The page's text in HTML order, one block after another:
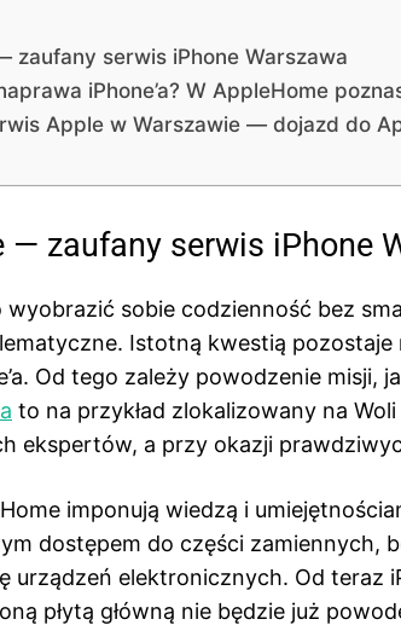
zaufany serwis iPhone Warszawa
iPhone’a? W AppleHome
Apple w Warszawie — dojazd do
— zaufany serwis iPhone
wyobrazić sobie codzienność bez
Istotną kwestią
Od tego zależy powodzenie misji,
to na przykład zlokalizowany na
ekspertów, a przy okazji
imponują wiedzą i
dostępem do części zamiennych,
urządzeń elektronicznych. Od teraz
płytą główną nie będzie już